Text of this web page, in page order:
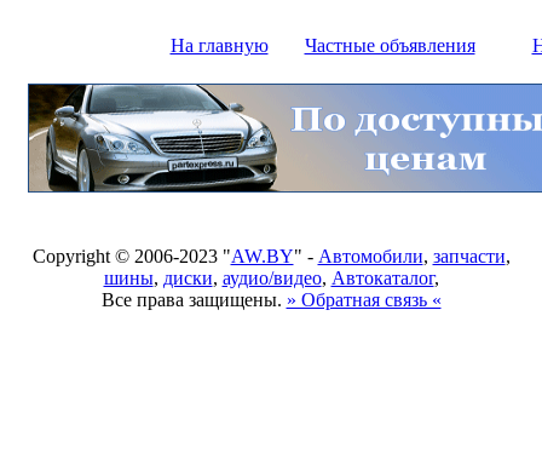
На главную Частные объявления
Copyright © 2006-2023 "AW.BY" - Автомобили, запчасти,
шины, диски, аудио/видео, Автокаталог,
Все права защищены. » Обратная связь «